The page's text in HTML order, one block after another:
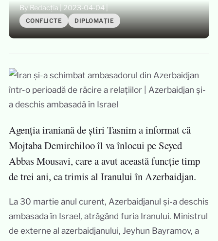
By Redacția|2023-04-04|
CONFLICTE DIPLOMAȚIE
Agenția iraniană de știri Tasnim a informat că
Mojtaba Demirchiloo îl va înlocui pe Seyed
Abbas Mousavi, care a avut această funcție timp
de trei ani, ca trimis al Iranului în Azerbaidjan.
La 30 martie anul curent, Azerbaidjanul și-a deschis
ambasada în Israel, atrăgând furia Iranului. Ministrul
de externe al azerbaidjanului, Jeyhun Bayramov, a